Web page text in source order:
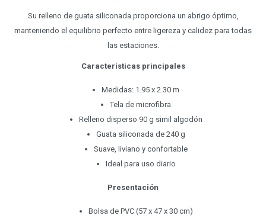
Su relleno de guata siliconada proporciona un abrigo óptimo,
manteniendo el equilibrio perfecto entre ligereza y calidez para todas
las estaciones.
Características principales
Medidas: 1.95 x 2.30 m
Tela de microfibra
Relleno disperso 90 g simil algodón
Guata siliconada de 240 g
Suave, liviano y confortable
Ideal para uso diario
Presentación
Bolsa de PVC (57 x 47 x 30 cm)